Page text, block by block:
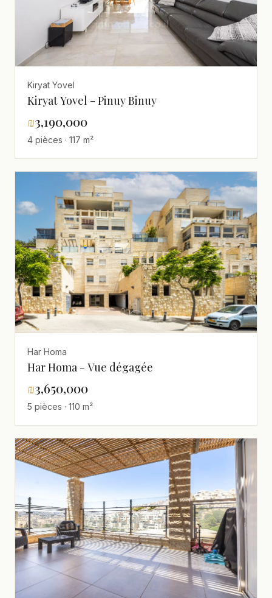
Kiryat Yovel
Kiryat Yovel - Pinuy Binuy
₪3,190,000
4 pièces · 117 m²
Har Homa
Har Homa - Vue dégagée
₪3,650,000
5 pièces · 110 m²